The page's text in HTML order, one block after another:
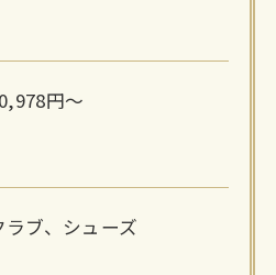
円〜
ラブ、シューズ